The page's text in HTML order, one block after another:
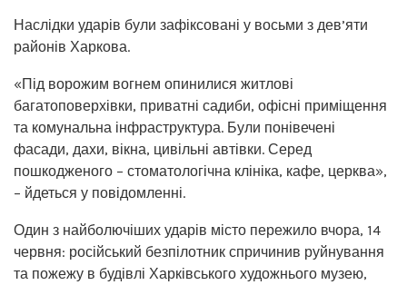
Наслідки ударів були зафіксовані у восьми з дев’яти
районів Харкова.
«Під ворожим вогнем опинилися житлові
багатоповерхівки, приватні садиби, офісні приміщення
та комунальна інфраструктура. Були понівечені
фасади, дахи, вікна, цивільні автівки. Серед
пошкодженого – стоматологічна клініка, кафе, церква»,
– йдеться у повідомленні.
Один з найболючіших ударів місто пережило вчора, 14
червня: російський безпілотник спричинив руйнування
та пожежу в будівлі Харківського художнього музею,